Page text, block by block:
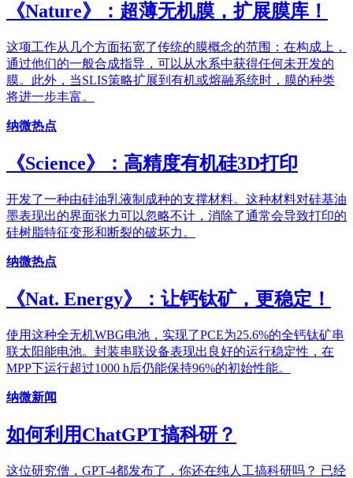
《Nature》：超薄无机膜，扩展膜库！
这项工作从几个方面拓宽了传统的膜概念的范围：在构成上，
通过他们的一般合成指导，可以从水系中获得任何未开发的
膜。此外，当SLIS策略扩展到有机或熔融系统时，膜的种类
将进一步丰富。
纳微热点
《Science》：高精度有机硅3D打印
开发了一种由硅油乳液制成种的支撑材料。这种材料对硅基油
墨表现出的界面张力可以忽略不计，消除了通常会导致打印的
硅树脂特征变形和断裂的破坏力。
纳微热点
《Nat. Energy》：让钙钛矿，更稳定！
使用这种全无机WBG电池，实现了PCE为25.6%的全钙钛矿串
联太阳能电池。封装串联设备表现出良好的运行稳定性，在
MPP下运行超过1000 h后仍能保持96%的初始性能。
纳微新闻
如何利用ChatGPT搞科研？
这位研究僧，GPT-4都发布了，你还在纯人工搞科研吗？ 已经